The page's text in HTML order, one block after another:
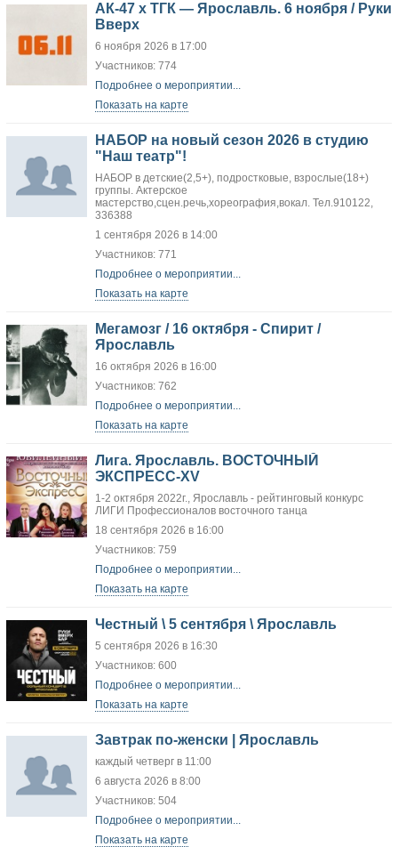
АК-47 x ТГК — Ярославль. 6 ноября / Руки
Вверх
6 ноября 2026 в 17:00
Участников: 774
Подробнее о мероприятии...
Показать на карте
НАБОР на новый сезон 2026 в студию
"Наш театр"!
НАБОР в детские(2,5+), подростковые, взрослые(18+)
группы. Актерское
мастерство,сцен.речь,хореография,вокал. Тел.910122,
336388
1 сентября 2026 в 14:00
Участников: 771
Подробнее о мероприятии...
Показать на карте
Мегамозг / 16 октября - Спирит /
Ярославль
16 октября 2026 в 16:00
Участников: 762
Подробнее о мероприятии...
Показать на карте
Лига. Ярославль. ВОСТОЧНЫЙ
ЭКСПРЕСС-XV
1-2 октября 2022г., Ярославль - рейтинговый конкурс
ЛИГИ Профессионалов восточного танца
18 сентября 2026 в 16:00
Участников: 759
Подробнее о мероприятии...
Показать на карте
Честный \ 5 сентября \ Ярославль
5 сентября 2026 в 16:30
Участников: 600
Подробнее о мероприятии...
Показать на карте
Завтрак по-женски | Ярославль
каждый четверг в 11:00
6 августа 2026 в 8:00
Участников: 504
Подробнее о мероприятии...
Показать на карте